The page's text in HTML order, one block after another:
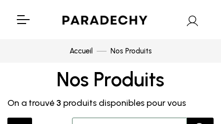
Accueil Nos Produits
Nos Produits
On a trouvé 3 produits disponibles pour vous